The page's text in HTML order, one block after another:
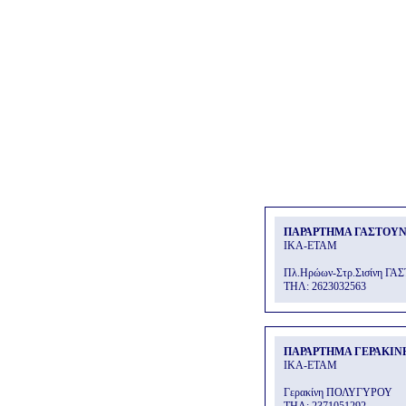
ΠΑΡΑΡΤΗΜΑ
ΙΚΑ-ΕΤΑΜ
Πλ.Ηρώων-Στρ.Σισίνη
THΛ: 2623032563
ΠΑΡΑΡΤΗΜΑ
ΙΚΑ-ΕΤΑΜ
Γερακίνη ΠΟΛΥΓΥΡΟΥ